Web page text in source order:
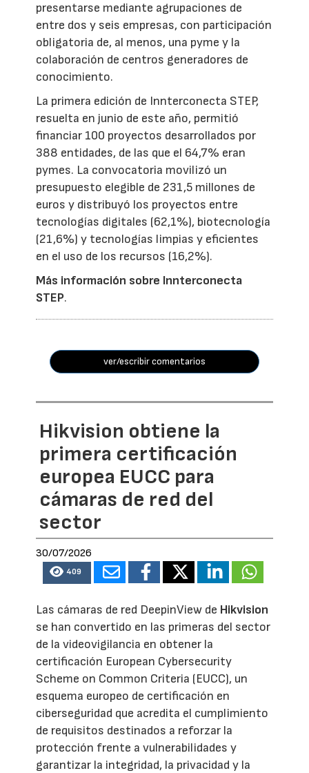
presentarse mediante agrupaciones de
entre dos y seis empresas, con participación
obligatoria de, al menos, una pyme y la
colaboración de centros generadores de
conocimiento.
La primera edición de Innterconecta STEP,
resuelta en junio de este año, permitió
financiar 100 proyectos desarrollados por
388 entidades, de las que el 64,7% eran
pymes. La convocatoria movilizó un
presupuesto elegible de 231,5 millones de
euros y distribuyó los proyectos entre
tecnologías digitales (62,1%), biotecnología
(21,6%) y tecnologías limpias y eficientes
en el uso de los recursos (16,2%).
Más información sobre Innterconecta
STEP.
ver/escribir comentarios
Hikvision obtiene la
primera certificación
europea EUCC para
cámaras de red del
sector
30/07/2026
409
Las cámaras de red DeepinView de Hikvision
se han convertido en las primeras del sector
de la videovigilancia en obtener la
certificación European Cybersecurity
Scheme on Common Criteria (EUCC), un
esquema europeo de certificación en
ciberseguridad que acredita el cumplimiento
de requisitos destinados a reforzar la
protección frente a vulnerabilidades y
garantizar la integridad, la privacidad y la